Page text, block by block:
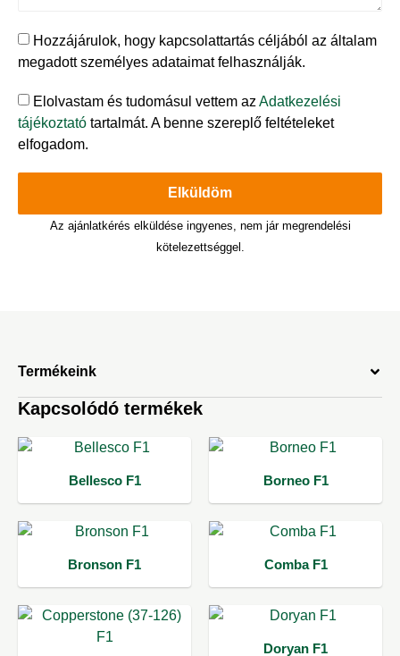
Hozzájárulok, hogy kapcsolattartás céljából az általam
megadott személyes adataimat felhasználják.
Elolvastam és tudomásul vettem az Adatkezelési
tájékoztató tartalmát. A benne szereplő feltételeket
elfogadom.
Elküldöm
Az ajánlatkérés elküldése ingyenes, nem jár megrendelési
kötelezettséggel.
Termékeink
Kapcsolódó termékek
Bellesco F1 Borneo F1
Bronson F1 Comba F1
Doryan F1